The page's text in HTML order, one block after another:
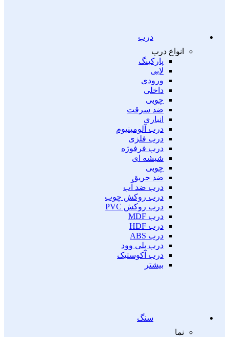
درب
انواع درب
پارکینگ
لابی
ورودی
داخلی
چوبی
ضد سرقت
انباری
درب آلومینیوم
درب فلزی
درب فرفوژه
شیشه ای
چوبی
ضد حریق
درب ضد آب
درب روکش چوب
درب روکش PVC
درب MDF
درب HDF
درب ABS
درب پلی وود
درب آکوستیک
بیشتر
سنگ
نما